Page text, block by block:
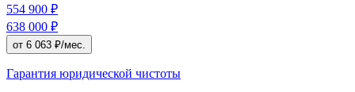
554 900 ₽
638 000 ₽
от 6 063 ₽/мес.
Гарантия юридической чистоты